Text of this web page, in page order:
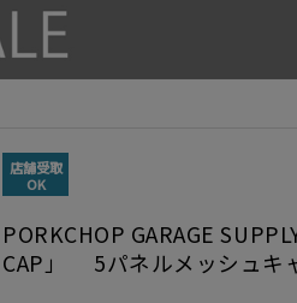
店舗受取
OK
PORKCHOP GARAGE
CAP」 5パネルメッシュキ